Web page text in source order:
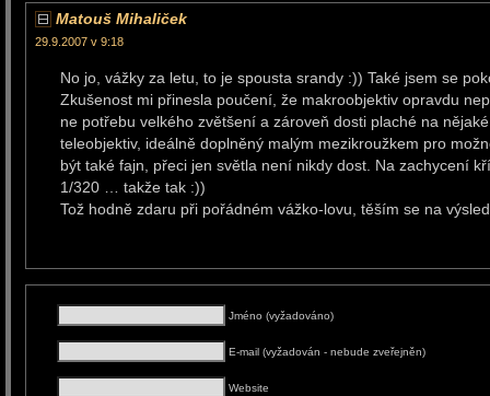
Matouš Mihaliček
29.9.2007 v 9:18
No jo, vážky za letu, to je spousta srandy :)) Také jsem se
Zkušenost mi přinesla poučení, že makroobjektiv opravdu
ne potřebu velkého zvětšení a zároveň dosti plaché na
teleobjektiv, ideálně doplněný malým mezikroužkem pro
být také fajn, přeci jen světla není nikdy dost. Na zachycení
1/320 … takže tak :))
Tož hodně zdaru při pořádném vážko-lovu, těším se na
Jméno (vyžadováno)
E-mail (vyžadován - nebude zveřejněn)
Website